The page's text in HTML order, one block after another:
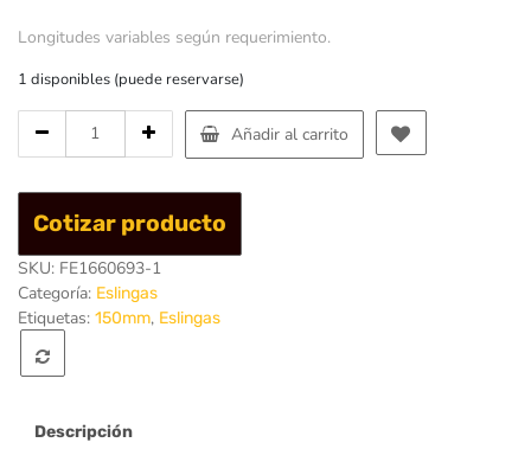
Longitudes variables según requerimiento.
1 disponibles (puede reservarse)
Plana
Ojo/Ojo
x
2
Capas
Añadir al carrito
Cotizar producto
SKU: FE1660693-1
Categoría: Eslingas
Etiquetas: 150mm, Eslingas
Descripción